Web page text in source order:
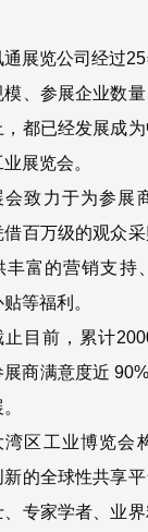
通展览公司经过
模、参展企业数
，都已经发展成
展览会。
会致力于为参展
借百万级的观众
丰富的营销支持
等福利。
止目前，累计
展商满意度近
湾区工业博览会
新的全球性共享
、专家学者、业